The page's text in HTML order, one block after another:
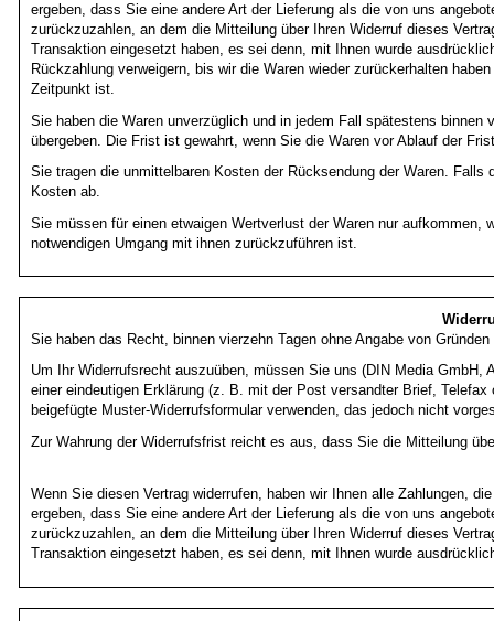
ergeben, dass Sie eine andere Art der Lieferung als die von uns
zurückzuzahlen, an dem die Mitteilung über Ihren Widerruf dieses
Transaktion eingesetzt haben, es sei denn, mit Ihnen wurde
Rückzahlung verweigern, bis wir die Waren wieder zurückerhalten
Zeitpunkt ist.
Sie haben die Waren unverzüglich und in jedem Fall spätestens
übergeben. Die Frist ist gewahrt, wenn Sie die Waren vor Ablauf der
Sie tragen die unmittelbaren Kosten der Rücksendung der Waren.
Kosten ab.
Sie müssen für einen etwaigen Wertverlust der Waren nur
notwendigen Umgang mit ihnen zurückzuführen ist.
Sie haben das Recht, binnen vierzehn Tagen ohne Angabe von
Um Ihr Widerrufsrecht auszuüben, müssen Sie uns (DIN Media
einer eindeutigen Erklärung (z. B. mit der Post versandter Brief,
beigefügte Muster-Widerrufsformular verwenden, das jedoch nicht
Zur Wahrung der Widerrufsfrist reicht es aus, dass Sie die Mitteilung
Wenn Sie diesen Vertrag widerrufen, haben wir Ihnen alle Zahlungen,
ergeben, dass Sie eine andere Art der Lieferung als die von uns
zurückzuzahlen, an dem die Mitteilung über Ihren Widerruf dieses
Transaktion eingesetzt haben, es sei denn, mit Ihnen wurde